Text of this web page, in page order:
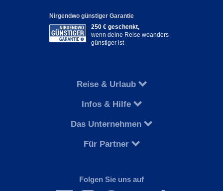
Nirgendwo günstiger Garantie
250 € geschenkt,
wenn deine Reise woanders
günstiger ist
Reise & Urlaub
Infos & Hilfe
Das Unternehmen
Für Partner
Folgen Sie uns auf